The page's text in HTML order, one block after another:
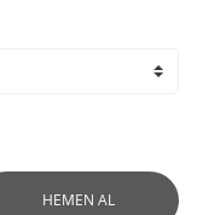
HEMEN AL